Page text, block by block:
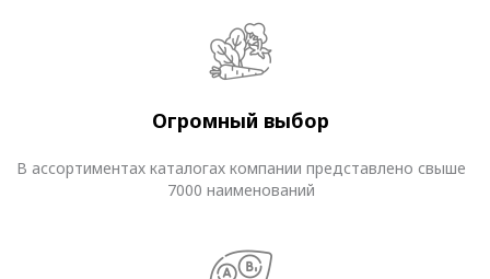
Огромный выбор
В ассортиментах каталогах компании представлено свыше
7000 наименований